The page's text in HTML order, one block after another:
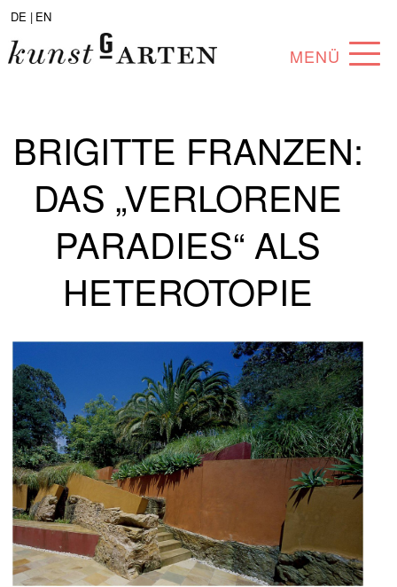
DE | EN
MENÜ
ABOUT
SAMMLUNG
KÜNSTLER*INNEN
PARTNER*INNEN
ANGEBOTE
BRIGITTE FRANZEN:
DAS „VERLORENE
PARADIES“ ALS
HETEROTOPIE